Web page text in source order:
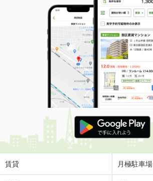
賃貸 月極駐車場